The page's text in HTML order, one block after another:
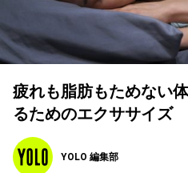
疲れも脂肪もためない
るためのエクササイズ
YOLO 編集部